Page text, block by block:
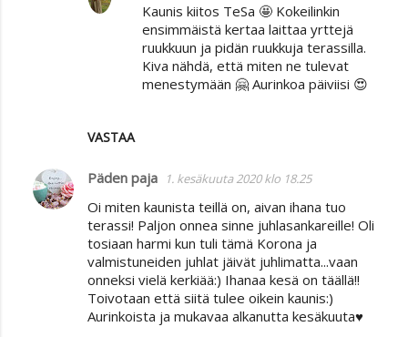
VASTAA
Kaunis kiitos TeSa 🤩 Kokeilinkin
ensimmäistä kertaa laittaa yrttejä
ruukkuun ja pidän ruukkuja terassilla.
Kiva nähdä, että miten ne tulevat
menestymään 🤗 Aurinkoa päiviisi 😍
Päden paja 1. kesäkuuta 2020 klo 18.25
Oi miten kaunista teillä on, aivan ihana tuo
terassi! Paljon onnea sinne juhlasankareille! Oli
tosiaan harmi kun tuli tämä Korona ja
valmistuneiden juhlat jäivät juhlimatta...vaan
onneksi vielä kerkiää:) Ihanaa kesä on täällä!!
Toivotaan että siitä tulee oikein kaunis:)
Aurinkoista ja mukavaa alkanutta kesäkuuta♥